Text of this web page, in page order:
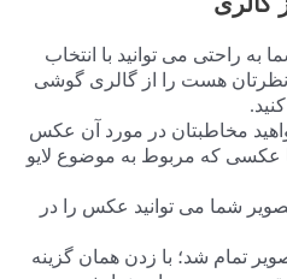
به راحتی می توانید با انتخاب
هست را از گالری گوشی
مخاطبتان در مورد آن عکس
یا عکسی که مربوط به موضوع لایو
شما می توانید عکس را در
تمام شد؛ با زدن همان گزینه